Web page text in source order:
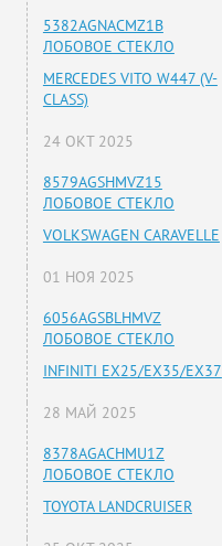
5382AGNACMZ1B
ЛОБОВОЕ СТЕКЛО
MERCEDES VITO W447 (V-
CLASS)
24 ОКТ 2025
8579AGSHMVZ15
ЛОБОВОЕ СТЕКЛО
VOLKSWAGEN CARAVELLE
01 НОЯ 2025
6056AGSBLHMVZ
ЛОБОВОЕ СТЕКЛО
INFINITI EX25/EX35/EX37
28 МАЙ 2025
8378AGACHMU1Z
ЛОБОВОЕ СТЕКЛО
TOYOTA LANDCRUISER